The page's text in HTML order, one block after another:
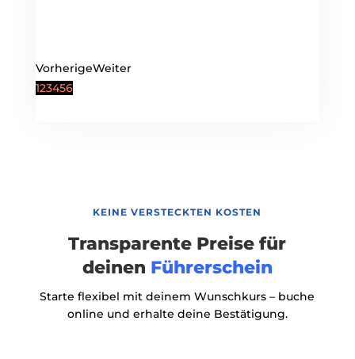
VorherigeWeiter
123456
KEINE VERSTECKTEN KOSTEN
Transparente Preise für
deinen Führerschein
Starte flexibel mit deinem Wunschkurs – buche
online und erhalte deine Bestätigung.